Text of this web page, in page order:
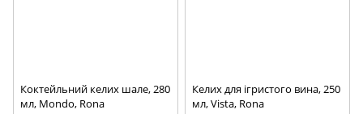
Коктейльний келих шале, 280
мл, Mondo, Rona
Келих для ігристого вина, 250
мл, Vista, Rona